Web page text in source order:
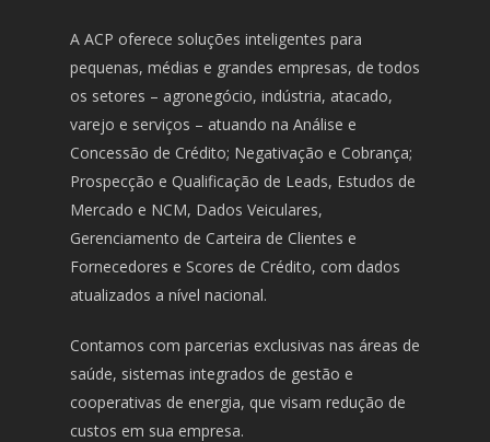
A ACP oferece soluções inteligentes para
pequenas, médias e grandes empresas, de todos
os setores – agronegócio, indústria, atacado,
varejo e serviços – atuando na Análise e
Concessão de Crédito; Negativação e Cobrança;
Prospecção e Qualificação de Leads, Estudos de
Mercado e NCM, Dados Veiculares,
Gerenciamento de Carteira de Clientes e
Fornecedores e Scores de Crédito, com dados
atualizados a nível nacional.
Contamos com parcerias exclusivas nas áreas de
saúde, sistemas integrados de gestão e
cooperativas de energia, que visam redução de
custos em sua empresa.